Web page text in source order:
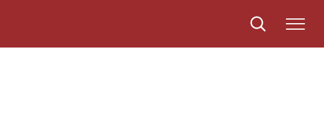
Sök